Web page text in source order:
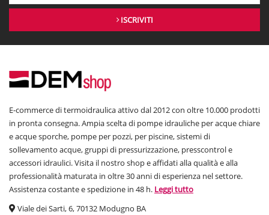
ISCRIVITI
E-commerce di termoidraulica attivo dal 2012 con oltre 10.000 prodotti
in pronta consegna. Ampia scelta di pompe idrauliche per acque chiare
e acque sporche, pompe per pozzi, per piscine, sistemi di
sollevamento acque, gruppi di pressurizzazione, presscontrol e
accessori idraulici. Visita il nostro shop e affidati alla qualità e alla
professionalità maturata in oltre 30 anni di esperienza nel settore.
Assistenza costante e spedizione in 48 h. Leggi tutto
Viale dei Sarti, 6, 70132 Modugno BA